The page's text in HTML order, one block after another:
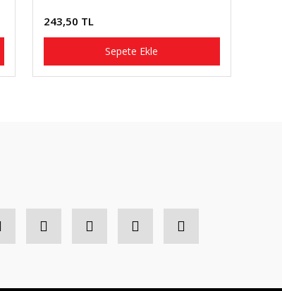
243,50 TL
Sepete Ekle